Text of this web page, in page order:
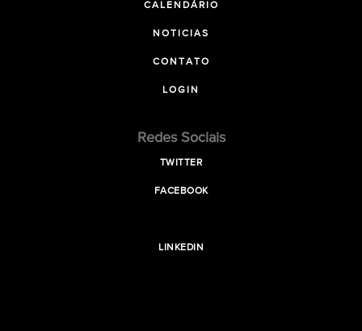
CALENDÁRIO
NOTICIAS
CONTATO
LOGIN
Redes Sociais
TWITTER
FACEBOOK
LINKEDIN